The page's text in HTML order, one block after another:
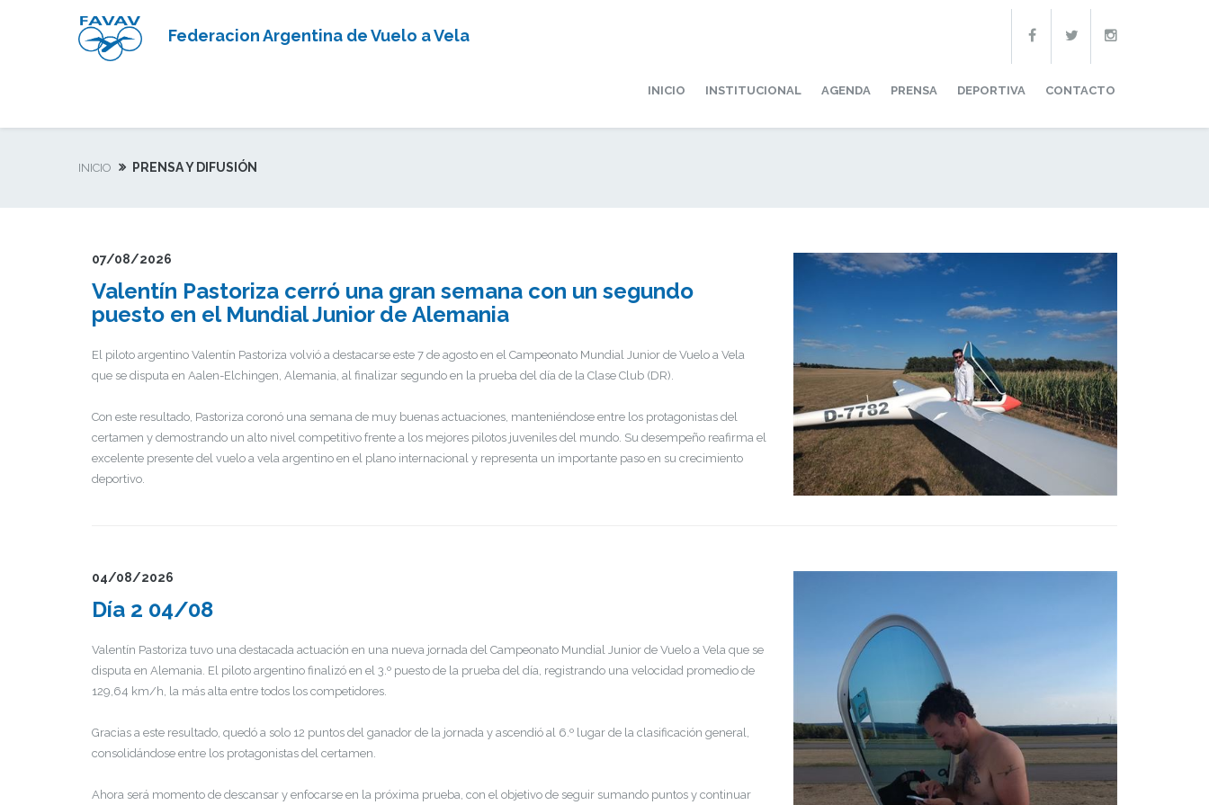
Federacion Argentina de Vuelo a Vela
INICIO INSTITUCIONAL AGENDA PRENSA DEPORTIVA CONTACTO
INICIO PRENSA Y DIFUSIÓN
07/08/2026
Valentín Pastoriza cerró una gran semana con un segundo
puesto en el Mundial Junior de Alemania
El piloto argentino Valentín Pastoriza volvió a destacarse este 7 de agosto en el Campeonato Mundial Junior de Vuelo a Vela
que se disputa en Aalen-Elchingen, Alemania, al finalizar segundo en la prueba del día de la Clase Club (DR).
Con este resultado, Pastoriza coronó una semana de muy buenas actuaciones, manteniéndose entre los protagonistas del
certamen y demostrando un alto nivel competitivo frente a los mejores pilotos juveniles del mundo. Su desempeño reafirma el
excelente presente del vuelo a vela argentino en el plano internacional y representa un importante paso en su crecimiento
deportivo.
04/08/2026
Día 2 04/08
Valentín Pastoriza tuvo una destacada actuación en una nueva jornada del Campeonato Mundial Junior de Vuelo a Vela que se
disputa en Alemania. El piloto argentino finalizó en el 3.º puesto de la prueba del día, registrando una velocidad promedio de
129,64 km/h, la más alta entre todos los competidores.
Gracias a este resultado, quedó a solo 12 puntos del ganador de la jornada y ascendió al 6.º lugar de la clasificación general,
consolidándose entre los protagonistas del certamen.
Ahora será momento de descansar y enfocarse en la próxima prueba, con el objetivo de seguir sumando puntos y continuar